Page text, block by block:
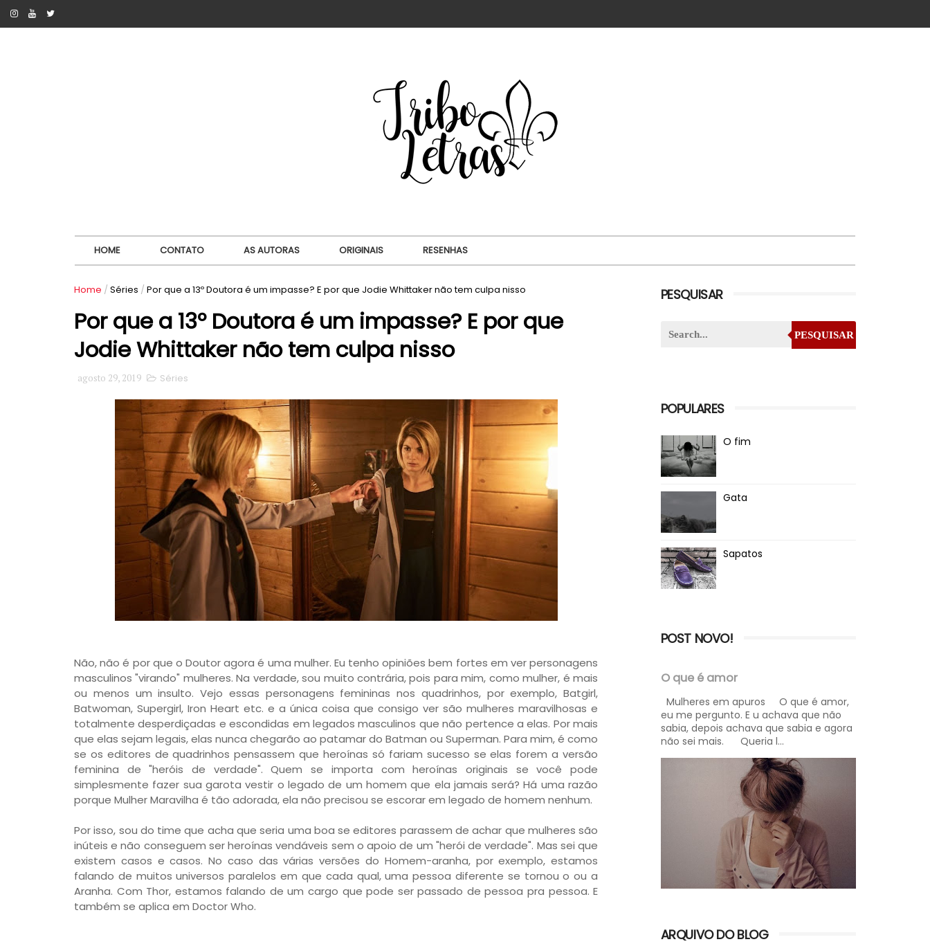
HOME CONTATO AS AUTORAS ORIGINAIS RESENHAS
Home / Séries / Por que a 13º Doutora é um impasse? E por que Jodie Whittaker não tem culpa nisso
Por que a 13º Doutora é um impasse? E por que
Jodie Whittaker não tem culpa nisso
agosto 29, 2019 Séries
Não, não é por que o Doutor agora é uma mulher. Eu tenho opiniões bem fortes em ver personagens
masculinos "virando" mulheres. Na verdade, sou muito contrária, pois para mim, como mulher, é mais
ou menos um insulto. Vejo essas personagens femininas nos quadrinhos, por exemplo, Batgirl,
Batwoman, Supergirl, Iron Heart etc. e a única coisa que consigo ver são mulheres maravilhosas e
totalmente desperdiçadas e escondidas em legados masculinos que não pertence a elas. Por mais
que elas sejam legais, elas nunca chegarão ao patamar do Batman ou Superman. Para mim, é como
se os editores de quadrinhos pensassem que heroínas só fariam sucesso se elas forem a versão
feminina de "heróis de verdade". Quem se importa com heroínas originais se você pode
simplesmente fazer sua garota vestir o legado de um homem que ela jamais será? Há uma razão
porque Mulher Maravilha é tão adorada, ela não precisou se escorar em legado de homem nenhum.
Por isso, sou do time que acha que seria uma boa se editores parassem de achar que mulheres são
inúteis e não conseguem ser heroínas vendáveis sem o apoio de um "herói de verdade". Mas sei que
existem casos e casos. No caso das várias versões do Homem-aranha, por exemplo, estamos
falando de muitos universos paralelos em que cada qual, uma pessoa diferente se tornou o ou a
Aranha. Com Thor, estamos falando de um cargo que pode ser passado de pessoa pra pessoa. E
também se aplica em Doctor Who.
PESQUISAR
PESQUISAR
POPULARES
O fim
Gata
Sapatos
POST NOVO!
O que é amor
Mulheres em apuros O que é amor,
eu me pergunto. E u achava que não
sabia, depois achava que sabia e agora
não sei mais. Queria l...
ARQUIVO DO BLOG